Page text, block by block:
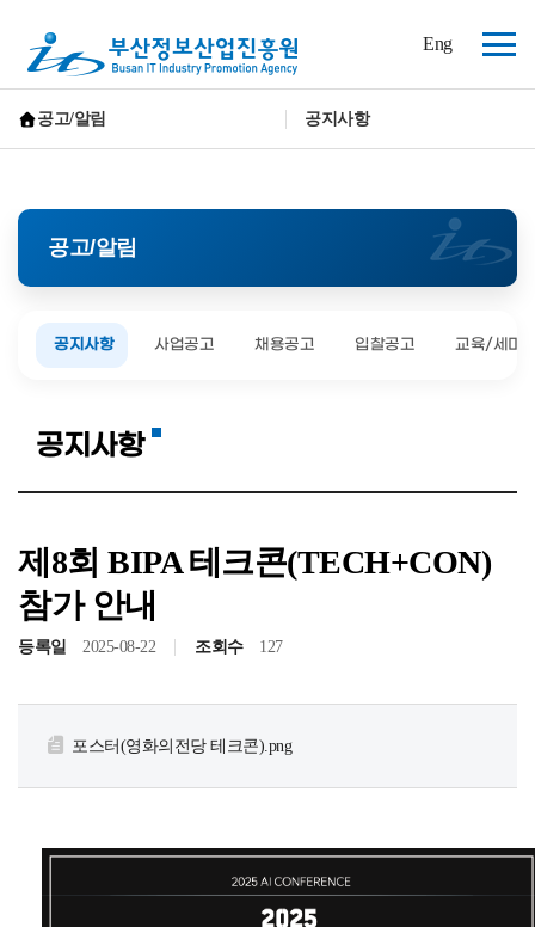
(재)
부
산
정
보
산
업
Eng
체
공고/알림 공지사항
공고/알림
공지사항 사업공고 채용공고 입찰공고 교육/세미
공지사항
제8회 BIPA 테크콘(TECH+CON)
참가 안내
등록일 2025-08-22 조회수 127
포스터(영화의전당 테크콘).png